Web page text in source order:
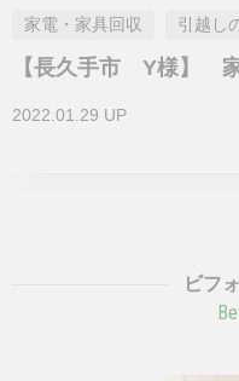
家電・家具回収 引越し
【長久手市 Y様】
2022.01.29 UP
ビフ